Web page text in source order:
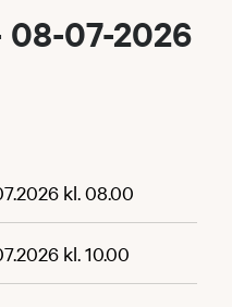
07-2026
kl. 08.00
kl. 10.00